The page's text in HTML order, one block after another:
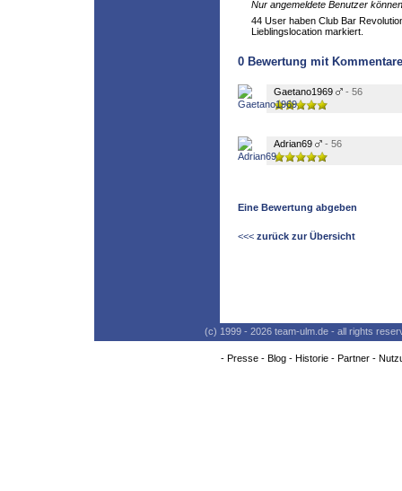
Nur angemeldete Benutzer
44 User haben Club Bar
Lieblingslocation markiert.
0 Bewertung mit
Gaetano1969 - 56
Adrian69 - 56
Eine Bewertung abgeben
<<< zurück zur Übersicht
(c) 1999 - 2026 team-ulm.de - all rights
- Presse- Blog- Historie- Partner-